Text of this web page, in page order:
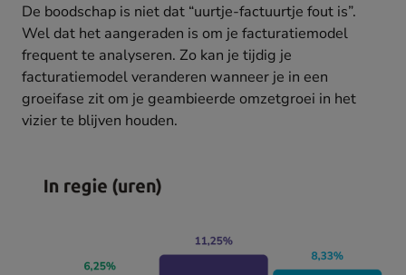
De boodschap is niet dat “uurtje-factuurtje fout is”.
Wel dat het aangeraden is om je facturatiemodel
frequent te analyseren. Zo kan je tijdig je
facturatiemodel veranderen wanneer je in een
groeifase zit om je geambieerde omzetgroei in het
vizier te blijven houden.